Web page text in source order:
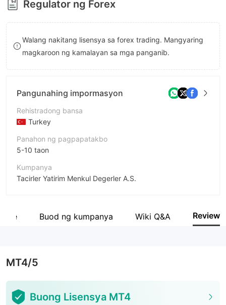
9
Regulator ng Forex
Walang nakitang lisensya sa forex trading. Mangyaring
magkaroon ng kamalayan sa mga panganib.
Pangunahing impormasyon
Rehistradong bansa
Turkey
Panahon ng pagpapatakbo
5-10 taon
Kumpanya
Tacirler Yatirim Menkul Degerler A.S.
empleyado ng kumpanya
Buod ng kumpanya Wiki Q&A Review
MT4/5
Buong Lisensya MT4